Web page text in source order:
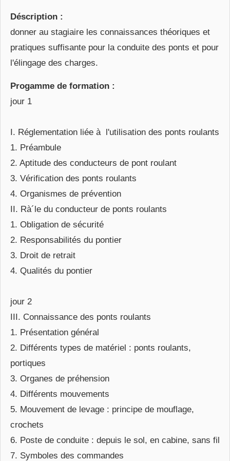
Déscription :
donner au stagiaire les connaissances théoriques et
pratiques suffisante pour la conduite des ponts et pour
l'élingage des charges.
Progamme de formation :
jour 1
I. Réglementation liée à l'utilisation des ponts roulants
1. Préambule
2. Aptitude des conducteurs de pont roulant
3. Vérification des ponts roulants
4. Organismes de prévention
II. Rà´le du conducteur de ponts roulants
1. Obligation de sécurité
2. Responsabilités du pontier
3. Droit de retrait
4. Qualités du pontier
jour 2
III. Connaissance des ponts roulants
1. Présentation général
2. Différents types de matériel : ponts roulants,
portiques
3. Organes de préhension
4. Différents mouvements
5. Mouvement de levage : principe de mouflage,
crochets
6. Poste de conduite : depuis le sol, en cabine, sans fil
7. Symboles des commandes